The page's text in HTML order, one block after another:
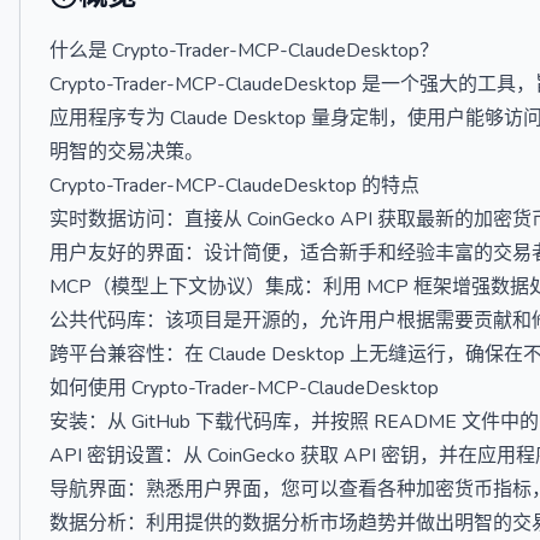
什么是 Crypto-Trader-MCP-ClaudeDesktop？
Crypto-Trader-MCP-ClaudeDesktop 是一个强大的工具
应用程序专为 Claude Desktop 量身定制，使用户能够访
明智的交易决策。
Crypto-Trader-MCP-ClaudeDesktop 的特点
实时数据访问：直接从 CoinGecko API 获取最新的加密
用户友好的界面：设计简便，适合新手和经验丰富的交易
MCP（模型上下文协议）集成：利用 MCP 框架增强数据
公共代码库：该项目是开源的，允许用户根据需要贡献和
跨平台兼容性：在 Claude Desktop 上无缝运行，确保在
如何使用 Crypto-Trader-MCP-ClaudeDesktop
安装：从 GitHub 下载代码库，并按照 README 文件中
API 密钥设置：从 CoinGecko 获取 API 密钥，并在应用
导航界面：熟悉用户界面，您可以查看各种加密货币指
数据分析：利用提供的数据分析市场趋势并做出明智的交